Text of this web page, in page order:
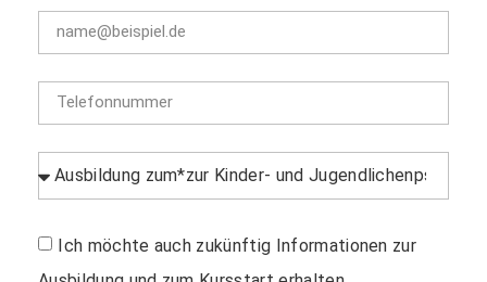
Ich möchte auch zukünftig Informationen zur